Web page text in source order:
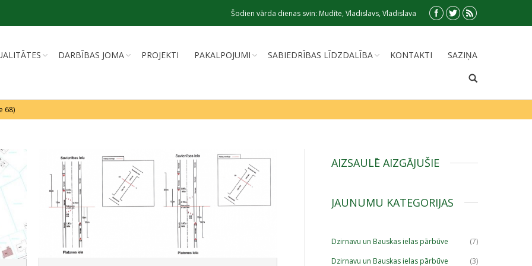
Šodien vārda dienas svin: Mudīte, Vladislavs, Vladislava
DARBĪBAS JOMA PROJEKTI PAKALPOJUMI SABIEDRĪBAS LĪDZDALĪBA KONTAKTI SAZIŅA
68)
AIZSAULĒ AIZGĀJUŠIE
JAUNUMU KATEGORIJAS
Dzirnavu un Bauskas ielas pārbūve
(7)
Dzirnavu un Bauskas ielas pārbūve
(3)